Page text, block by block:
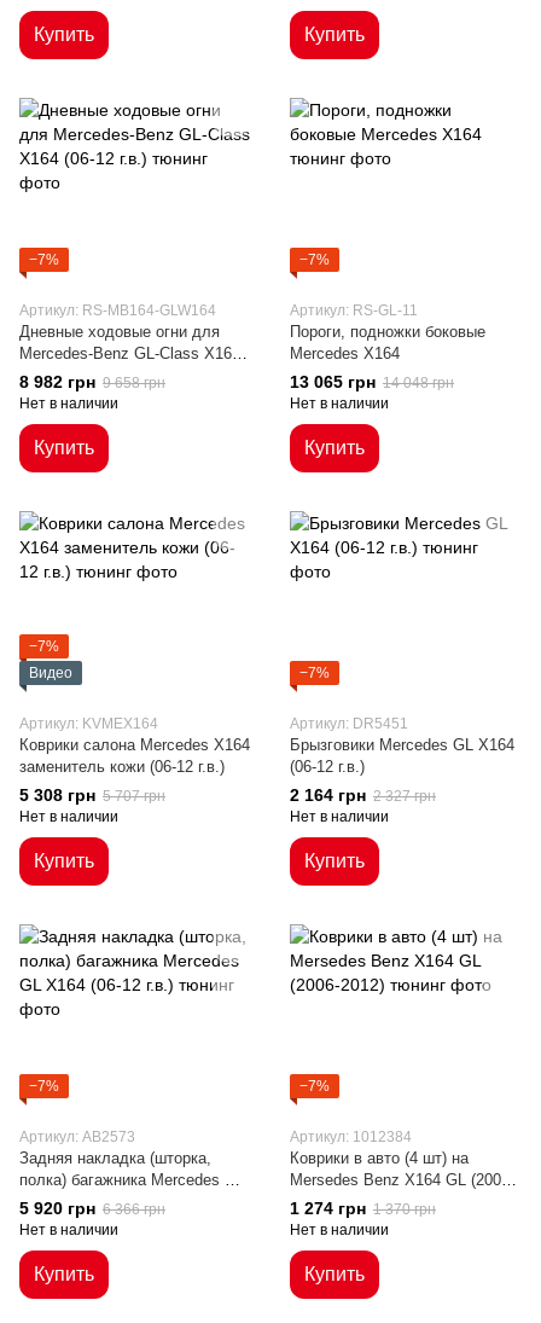
Купить Купить
−7%
Артикул: RS-MB164-GLW164
Дневные ходовые огни для
Mercedes-Benz GL-Class X164
(06-12 г.в.)
8 982 грн 9 658 грн
Нет в наличии
Купить
−7%
Артикул: RS-GL-11
Пороги, подножки боковые
Mercedes X164
13 065 грн 14 048 грн
Нет в наличии
Купить
−7%
Видео
Артикул: KVMEX164
Коврики салона Mercedes X164
заменитель кожи (06-12 г.в.)
5 308 грн 5 707 грн
Нет в наличии
Купить
−7%
Артикул: DR5451
Брызговики Mercedes GL X164
(06-12 г.в.)
2 164 грн 2 327 грн
Нет в наличии
Купить
−7%
Артикул: AB2573
Задняя накладка (шторка,
полка) багажника Mercedes GL
X164 (06-12 г.в.)
5 920 грн 6 366 грн
Нет в наличии
Купить
−7%
Артикул: 1012384
Коврики в авто (4 шт) на
Mersedes Benz X164 GL (2006-
2012)
1 274 грн 1 370 грн
Нет в наличии
Купить